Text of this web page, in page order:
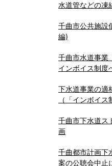
水道管などの凍
千曲市公共施設
編)
千曲市水道事業
インボイス制度
下水道事業の適
（「インボイ
千曲市下水道ス
画
千曲都市計画下
案の公聴会中止